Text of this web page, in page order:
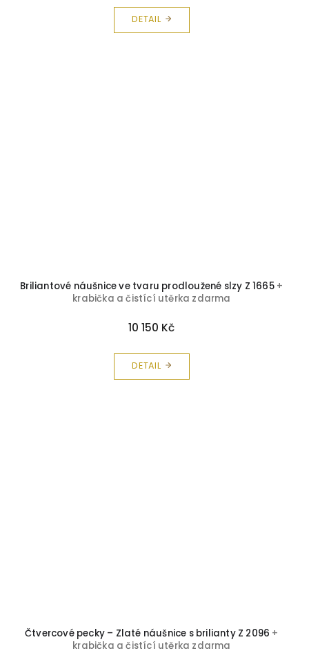
DETAIL
Briliantové náušnice ve tvaru prodloužené slzy Z 1665 +
krabička a čistící utěrka zdarma
10 150 Kč
DETAIL
Čtvercové pecky – Zlaté náušnice s brilianty Z 2096 +
krabička a čistící utěrka zdarma